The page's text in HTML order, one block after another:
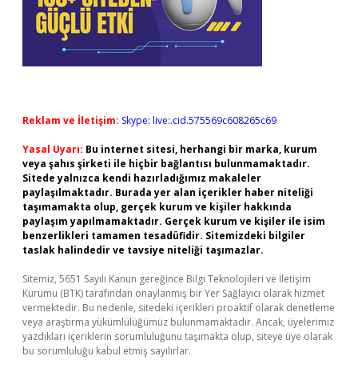
Reklam ve İletişim: Skype: live:.cid.575569c608265c69
Yasal Uyarı: Bu internet sitesi, herhangi bir marka, kurum
veya şahıs şirketi ile hiçbir bağlantısı bulunmamaktadır.
Sitede yalnızca kendi hazırladığımız makaleler
paylaşılmaktadır. Burada yer alan içerikler haber niteliği
taşımamakta olup, gerçek kurum ve kişiler hakkında
paylaşım yapılmamaktadır. Gerçek kurum ve kişiler ile isim
benzerlikleri tamamen tesadüfidir. Sitemizdeki bilgiler
taslak halindedir ve tavsiye niteliği taşımazlar.
Sitemiz, 5651 Sayılı Kanun gereğince Bilgi Teknolojileri ve İletişim
Kurumu (BTK) tarafından onaylanmış bir Yer Sağlayıcı olarak hizmet
vermektedir. Bu nedenle, sitedeki içerikleri proaktif olarak denetleme
veya araştırma yükümlülüğümüz bulunmamaktadır. Ancak, üyelerimiz
yazdıkları içeriklerin sorumluluğunu taşımakta olup, siteye üye olarak
bu sorumluluğu kabul etmiş sayılırlar.